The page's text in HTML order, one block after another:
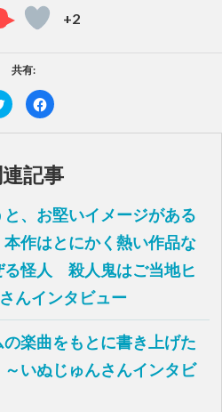
+2
共有:
ク
リ
ク
T
w
i
t
e
で
共
有
(
新
し
い
ィ
ン
ド
で
F
a
e
o
k
で
有
す
に
は
リ
ッ
ク
し
く
だ
さ
(
新
連記事
、お堅いイメージがある
作はとにかく熱い作品な
怪人 殺人鬼はご当地ヒ
んインタビュー
楽曲をもとに書き上げた
いぬじゅんさんインタビ